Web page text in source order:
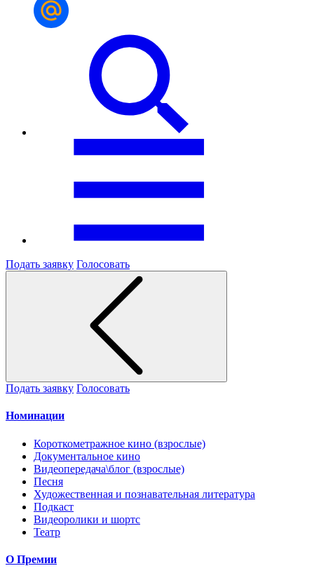
Подать заявку Голосовать
Подать заявку Голосовать
Номинации
Короткометражное кино (взрослые)
Документальное кино
Видеопередача\блог (взрослые)
Песня
Художественная и познавательная литература
Подкаст
Видеоролики и шортс
Театр
О Премии